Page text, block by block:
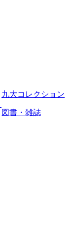
九大コレクション
図書・雑誌